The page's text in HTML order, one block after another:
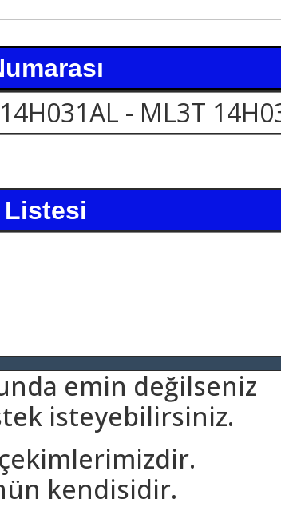
- ML3T
Listesi
emin değilseniz
isteyebilirsiniz.
kendisidir.